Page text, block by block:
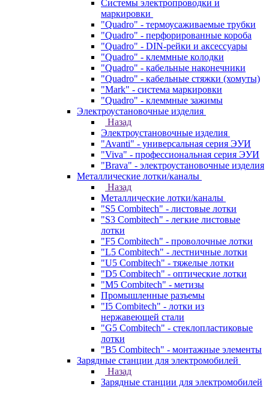
Системы электропроводки и
маркировки
"Quadro" - термоусаживаемые трубки
"Quadro" - перфорированные короба
"Quadro" - DIN-рейки и аксессуары
"Quadro" - клеммные колодки
"Quadro" - кабельные наконечники
"Quadro" - кабельные стяжки (хомуты)
"Mark" - система маркировки
"Quadro" - клеммные зажимы
Электроустановочные изделия
Назад
Электроустановочные изделия
"Avanti" - универсальная серия ЭУИ
"Viva" - профессиональная серия ЭУИ
"Brava" - электроустановочные изделия
Металлические лотки/каналы
Назад
Металлические лотки/каналы
"S5 Combitech" - листовые лотки
"S3 Combitech" - легкие листовые
лотки
"F5 Combitech" - проволочные лотки
"L5 Combitech" - лестничные лотки
"U5 Combitech" - тяжелые лотки
"D5 Combitech" - оптические лотки
"M5 Combitech" - метизы
Промышленные разъемы
"I5 Combitech" - лотки из
нержавеющей стали
"G5 Combitech" - стеклопластиковые
лотки
"B5 Combitech" - монтажные элементы
Зарядные станции для электромобилей
Назад
Зарядные станции для электромобилей